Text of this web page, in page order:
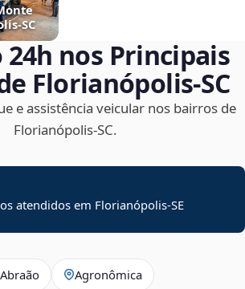
24h nos Principais
Florianópolis‑SC
e assistência veicular nos bairros de
Florianópolis‑SC.
atendidos em Florianópolis-SE
Abraão Agronômica